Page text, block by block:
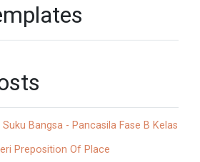
Suku Bangsa - Pancasila Fase B Kelas
Preposition Of Place